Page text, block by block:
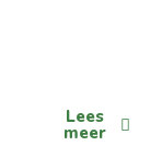
Lees
meer